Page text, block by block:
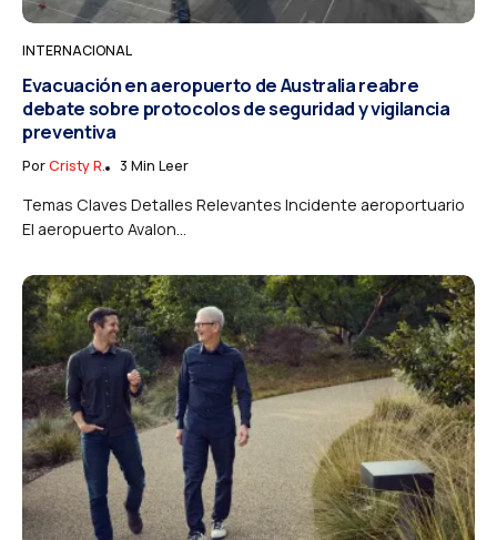
INTERNACIONAL
Evacuación en aeropuerto de Australia reabre
debate sobre protocolos de seguridad y vigilancia
preventiva
PorCristy R. 3 Min Leer
Temas Claves Detalles Relevantes Incidente aeroportuario
El aeropuerto Avalon...